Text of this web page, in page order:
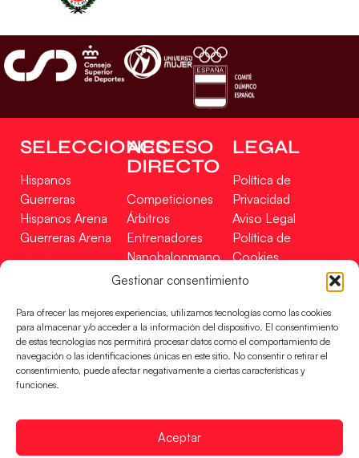
Gestionar consentimiento
Para ofrecer las mejores experiencias, utilizamos tecnologías como las cookies
para almacenar y/o acceder a la información del dispositivo. El consentimiento
de estas tecnologías nos permitirá procesar datos como el comportamiento de
navegación o las identificaciones únicas en este sitio. No consentir o retirar el
consentimiento, puede afectar negativamente a ciertas características y
funciones.
Aceptar
SELECCIONES
Hispanos
Guerreras
Hispanos Arena
Guerreras Arena
ACCESO
DIRECTO
Competiciones
Árbitros
Entrenadores
Nanobalonmano
Tienda
LEGAL
Política de
Privacidad
Aviso Legal
Política de
Cookies
Mapa Web
Incidencias
CONTACTO
EN
FINANCIADO